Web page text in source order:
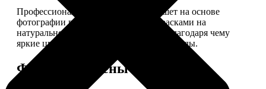
Профессиональный художник напишет на основе
фотографии портрет акриловыми красками на
натуральном холсте. Покроет лаком, благодаря чему
яркие цвета будут радовать вас долгие годы.
Форматы и цены